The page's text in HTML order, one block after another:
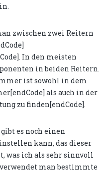
zwischen zwei Reitern
In den meisten
in beiden Reitern.
ist sowohl in dem
als auch in der
zu finden[endCode].
es noch einen
kann, das dieser
was ich als sehr sinnvoll
man bestimmte